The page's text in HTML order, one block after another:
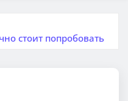
стоит попробовать